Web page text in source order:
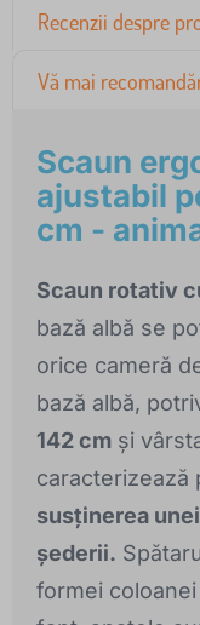
Recenzii despre
Vă mai
Scaun
ajustabil
cm -
Scaun rotativ
bază albă se
orice cameră
bază albă,
142 cm și
caracterizează
susținerea
șederii.
formei